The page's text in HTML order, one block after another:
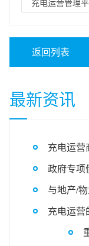
充电运营管理
返回列表
最新资讯
充电运营
政府专项
与地产/
充电运营